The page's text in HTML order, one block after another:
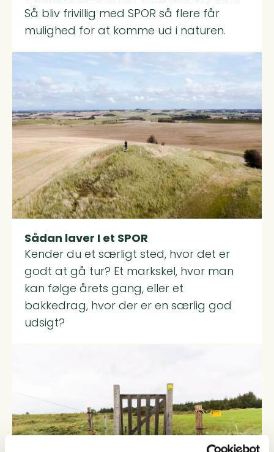
Så bliv frivillig med SPOR så flere får
mulighed for at komme ud i naturen.
Read more about Sådan laver I et SPOR
Sådan laver I et SPOR
Kender du et særligt sted, hvor det er
godt at gå tur? Et markskel, hvor man
kan følge årets gang, eller et
bakkedrag, hvor der er en særlig god
udsigt?